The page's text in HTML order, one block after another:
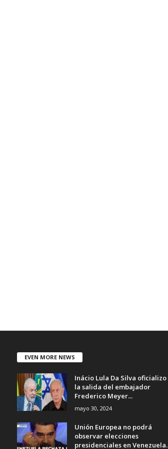
EVEN MORE NEWS
Inácio Lula Da Silva oficializo
la salida del embajador
Frederico Meyer...
mayo 30, 2024
Unión Europea no podrá
observar elecciones
presidenciales en Venezuela.